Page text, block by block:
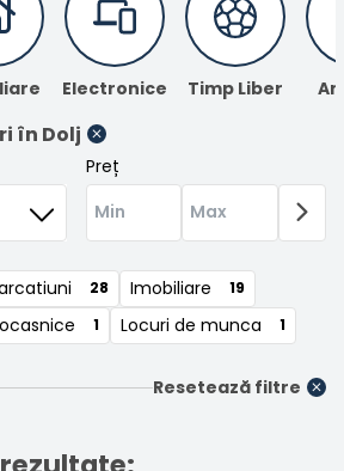
Electronice Timp Liber
în Dolj
Preț
28 Imobiliare 19
1 Locuri de munca 1
Resetează filtre